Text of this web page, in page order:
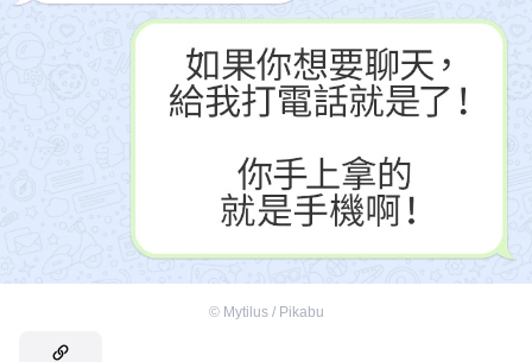
© Mytilus / Pikabu